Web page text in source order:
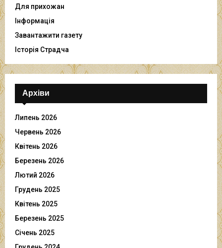
Для прихожан
Інформація
Завантажити газету
Історія Страдча
Архіви
Липень 2026
Червень 2026
Квітень 2026
Березень 2026
Лютий 2026
Грудень 2025
Квітень 2025
Березень 2025
Січень 2025